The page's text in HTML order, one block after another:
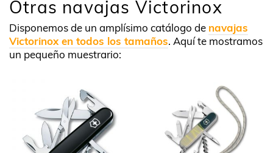
Otras navajas Victorinox
Disponemos de un amplísimo catálogo de navajas
Victorinox en todos los tamaños. Aquí te mostramos
un pequeño muestrario: